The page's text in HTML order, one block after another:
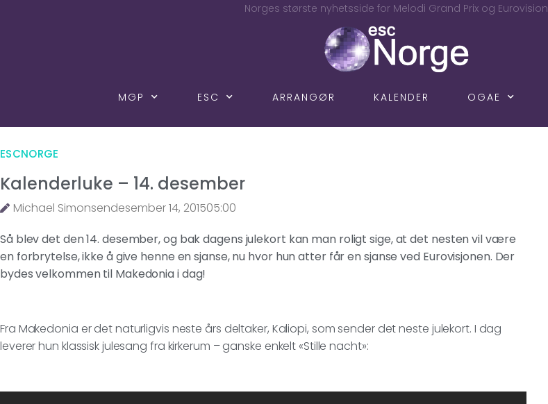
Norges største nyhetsside for Melodi Grand Prix og Eurovision
MGP ESC ARRANGØR KALENDER OGAE
ESCNORGE
Kalenderluke – 14. desember
Michael Simonsendesember 14, 201505:00
Så blev det den 14. desember, og bak dagens julekort kan man roligt sige, at det nesten vil være
en forbrytelse, ikke å give henne en sjanse, nu hvor hun atter får en sjanse ved Eurovisjonen. Der
bydes velkommen til Makedonia i dag!
Fra Makedonia er det naturligvis neste års deltaker, Kaliopi, som sender det neste julekort. I dag
leverer hun klassisk julesang fra kirkerum – ganske enkelt «Stille nacht»: